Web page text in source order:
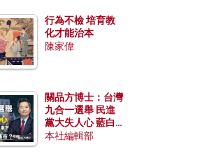
行為不檢 培育教
化才能治本
陳家偉
關品方博士：台灣
九合一選舉 民進
黨大失人心 藍白
合作有望拿下七成
本社編輯部